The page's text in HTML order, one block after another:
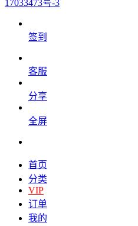
17033473号-3
签到
客服
分享
全屏
首页
分类
VIP
订单
我的